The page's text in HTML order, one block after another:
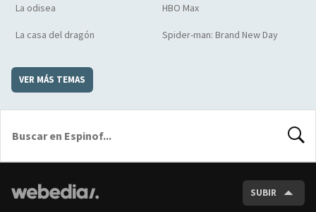
La odisea HBO Max
La casa del dragón Spider-man: Brand New Day
VER MÁS TEMAS
SUBIR